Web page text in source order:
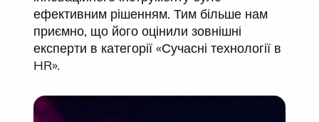
ефективним рішенням. Тим більше нам
приємно, що його оцінили зовнішні
експерти в категорії «Сучасні технології в
HR».